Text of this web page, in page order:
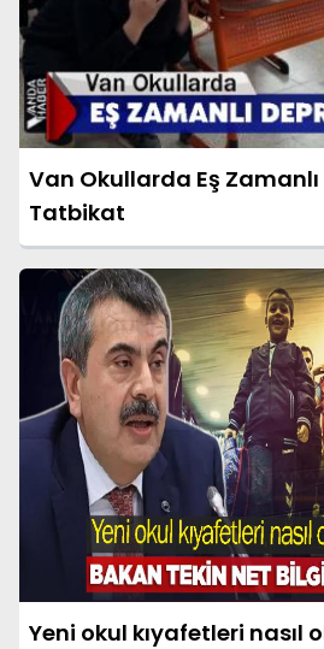
Van Okullarda Eş
Tatbikat
Yeni okul kıyafetleri nasıl